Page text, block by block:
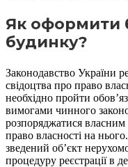
Як оформити
будинку?
Законодавство України
свідоцтва про право
необхідно пройти
вимогами чинного
розпоряджатися
право власності на
зведений об’єкт
процедуру реєстрації в